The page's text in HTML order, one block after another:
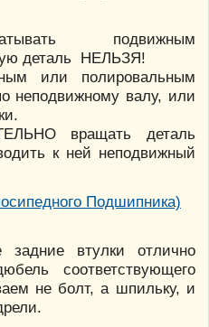
подвижным
деталь НЕЛЬЗЯ!
или полировальным
неподвижному валу, или
вращать деталь
к ней неподвижный
задние втулки отлично
соответствующего
не болт, а шпильку, и